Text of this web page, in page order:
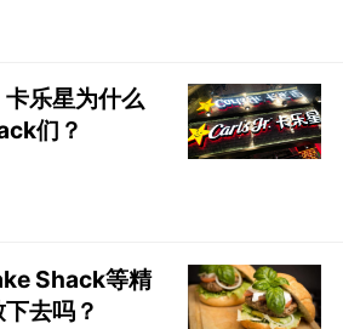
乐星为什么
们？
Shack等精
去吗？